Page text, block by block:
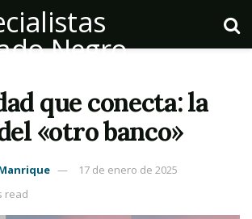
que conecta: la
«otro banco»
17 de enero de 2025
read